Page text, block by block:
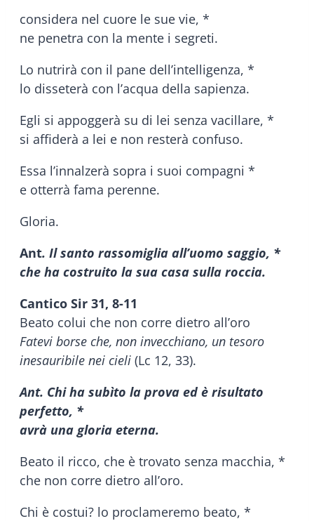
considera nel cuore le sue vie, *
ne penetra con la mente i segreti.
Lo nutrirà con il pane dell’intelligenza, *
lo disseterà con l’acqua della sapienza.
Egli si appoggerà su di lei senza vacillare, *
si affiderà a lei e non resterà confuso.
Essa l’innalzerà sopra i suoi compagni *
e otterrà fama perenne.
Gloria.
Ant. Il santo rassomiglia all’uomo saggio, *
che ha costruito la sua casa sulla roccia.
Cantico Sir 31, 8-11
Beato colui che non corre dietro all’oro
Fatevi borse che, non invecchiano, un tesoro
inesauribile nei cieli (Lc 12, 33).
Ant. Chi ha subìto la prova ed è risultato
perfetto, *
avrà una gloria eterna.
Beato il ricco, che è trovato senza macchia, *
che non corre dietro all’oro.
Chi è costui? lo proclameremo beato, *